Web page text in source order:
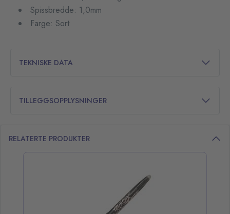
Spissbredde: 1,0mm
Farge: Sort
TEKNISKE DATA
TILLEGGSOPPLYSNINGER
RELATERTE PRODUKTER